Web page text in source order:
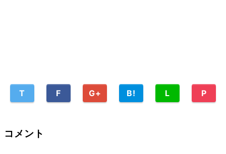
T F G+ B! L P
コメント